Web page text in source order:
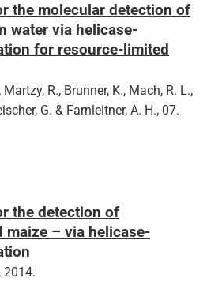
the molecular detection of
water via helicase-
for resource-limited
R., Brunner, K., Mach, R. L.,
G. & Farnleitner, A. H., 07.
the detection of
– via helicase-
2014.